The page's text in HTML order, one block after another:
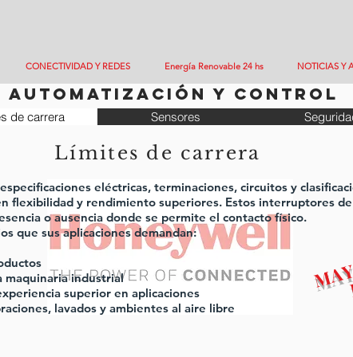
CONECTIVIDAD Y REDES Energía Renovable 24 hs NOTICIAS Y
de carrera Sensores
Límites de carrera
eléctricas, terminaciones, circuitos y
flexibilidad y rendimiento superiores. Estos interruptores de
o ausencia donde se permite el contacto físico.
que sus aplicaciones demandan:
maquinaria industrial
superior en aplicaciones
lavados y ambientes al aire libre
automatización y control